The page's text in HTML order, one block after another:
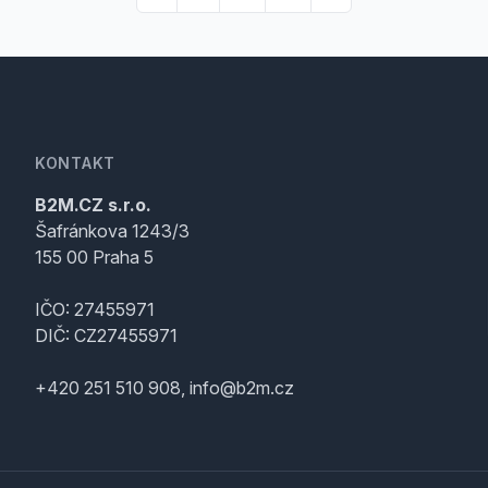
KONTAKT
B2M.CZ s.r.o.
Šafránkova 1243/3
155 00 Praha 5
IČO: 27455971
DIČ: CZ27455971
+420 251 510 908, info@b2m.cz